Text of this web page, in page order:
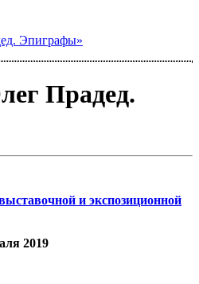
Эпиграфы»
Прадед.
и экспозиционной
2019